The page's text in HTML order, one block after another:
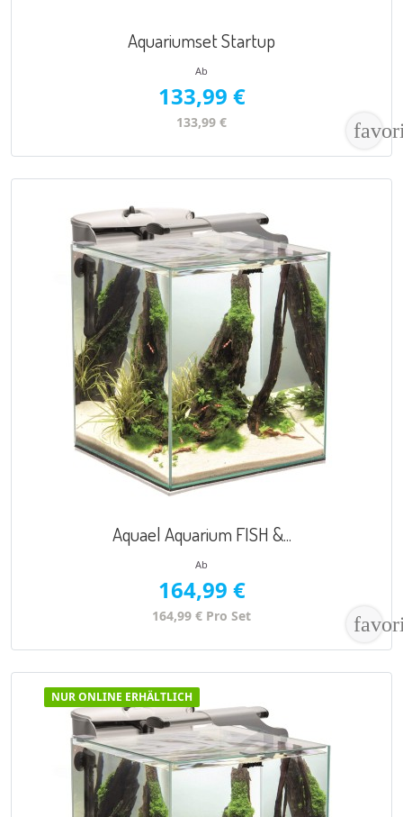
Aquariumset Startup
Ab
133,99 €
133,99 €
Aquael Aquarium FISH &...
Ab
164,99 €
164,99 € Pro Set
NUR ONLINE ERHÄLTLICH
VORSCHAU